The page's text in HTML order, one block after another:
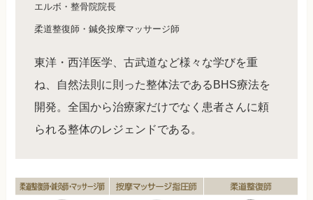
エルボ・整骨院院長
柔道整復師・鍼灸按摩マッサージ師
東洋・西洋医学、古武道など様々な学びを重
ね、自然法則に則った整体法であるBHS療法を
開発。全国から治療家だけでなく患者さんに頼
られる整体のレジェンドである。